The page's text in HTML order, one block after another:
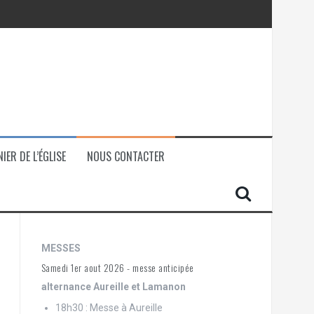
DE L’ÉGLISE NOUS CONTACTER
MESSES
Samedi 1er aout 2026 - messe anticipée
alternance Aureille et Lamanon
18h30 : Messe à Aureille